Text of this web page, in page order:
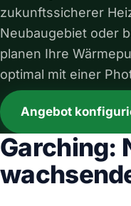
zukunftssicherer
Neubaugebiet oder
planen Ihre
optimal mit einer
Angebot
Garching: